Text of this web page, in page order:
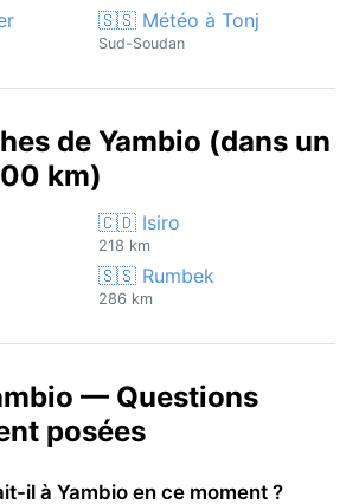
🇸🇸 Météo à Tonj
Sud-Soudan
de Yambio (dans un
km)
🇨🇩 Isiro
218 km
🇸🇸 Rumbek
286 km
— Questions
posées
il à Yambio en ce moment ?